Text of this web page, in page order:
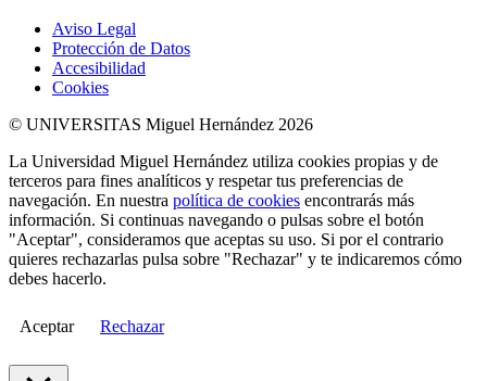
Aviso Legal
Protección de Datos
Accesibilidad
Cookies
© UNIVERSITAS Miguel Hernández 2026
La Universidad Miguel Hernández utiliza cookies propias y de
terceros para fines analíticos y respetar tus preferencias de
navegación. En nuestra política de cookies encontrarás más
información. Si continuas navegando o pulsas sobre el botón
"Aceptar", consideramos que aceptas su uso. Si por el contrario
quieres rechazarlas pulsa sobre "Rechazar" y te indicaremos cómo
debes hacerlo.
Aceptar Rechazar